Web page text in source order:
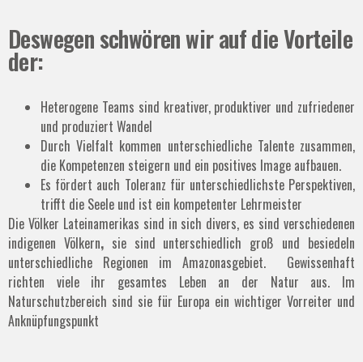
Deswegen schwören wir auf die Vorteile
der:
Heterogene Teams sind kreativer, produktiver und zufriedener
und produziert Wandel
Durch Vielfalt kommen unterschiedliche Talente zusammen,
die Kompetenzen steigern und ein positives Image aufbauen.
Es fördert auch Toleranz für unterschiedlichste Perspektiven,
trifft die Seele und ist ein kompetenter Lehrmeister
Die Völker Lateinamerikas sind in sich divers, es sind verschiedenen
indigenen Völkern, sie sind unterschiedlich groß und besiedeln
unterschiedliche Regionen im Amazonasgebiet. Gewissenhaft
richten viele ihr gesamtes Leben an der Natur aus. Im
Naturschutzbereich sind sie für Europa ein wichtiger Vorreiter und
Anknüpfungspunkt